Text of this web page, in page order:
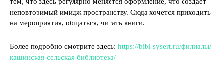
неповторимый имидж пространству. Сюда хочется приходить
на мероприятия, общаться, читать книги.
Более подробно смотрите здесь: https://bibl-sysert.ru/филиалы/
кашинская-сельская-библиотека/